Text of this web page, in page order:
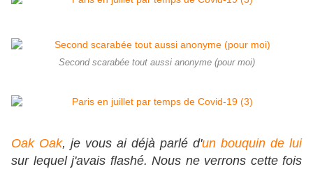
Second scarabée tout aussi anonyme (pour moi)
Oak Oak, je vous ai déjà parlé d'un bouquin de lui
sur lequel j'avais flashé. Nous ne verrons cette fois